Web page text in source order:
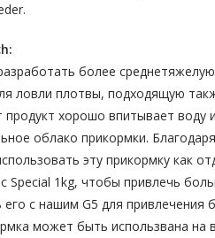
более
ловли плотвы, подходящую
хорошо впитывает воду
облако прикормки.
эту прикормку как
Special 1kg, чтобы привлечь
с нашим G5 для привлечения
может быть использвана на